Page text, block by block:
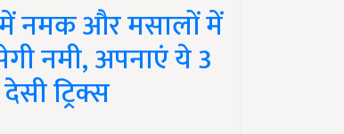
में नमक और मसालों में
नमी, अपनाएं ये 3
ट्रिक्स